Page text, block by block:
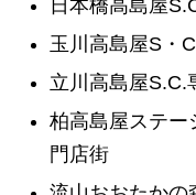
日本橋高島屋
玉川高島屋S・
立川高島屋S.C.
柏高島屋ステー
門店街